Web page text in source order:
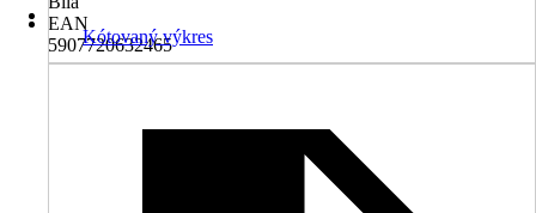
EAN
5907720632465
Kótovaný výkres